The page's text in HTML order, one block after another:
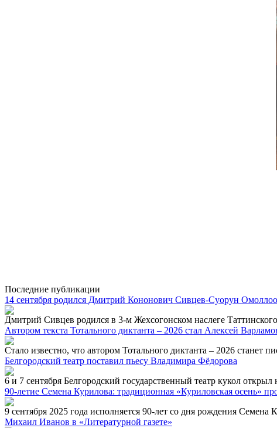
Последние публикации
14 сентября родился Дмитрий Кононович Сивцев-Суорун
Дмитрий Сивцев родился в 3-м Жехсогонском наслеге
Автором текста Тотального диктанта – 2026 стал Алексей
Стало известно, что автором Тотального диктанта – 2026 станет
Белгородский театр поставил пьесу Владимира Фёдорова
6 и 7 сентября Белгородский государственный театр кукол
90-летие Семена Курилова: традиционная «Куриловская осень»
9 сентября 2025 года исполняется 90-лет со дня рождения
Михаил Иванов в «Литературной газете»